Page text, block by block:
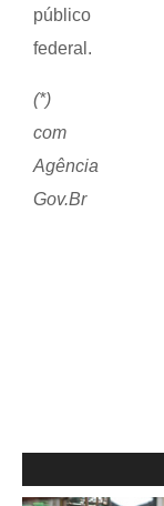
público
federal.
(*)
com
Agência
Gov.Br